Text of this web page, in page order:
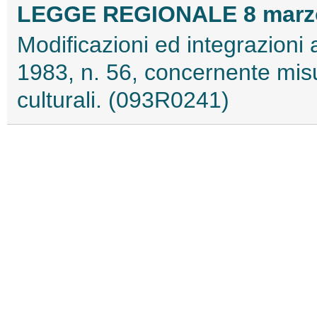
LEGGE REGIONALE 8
Modificazioni ed integrazioni
1983, n. 56, concernente
culturali. (093R0241)